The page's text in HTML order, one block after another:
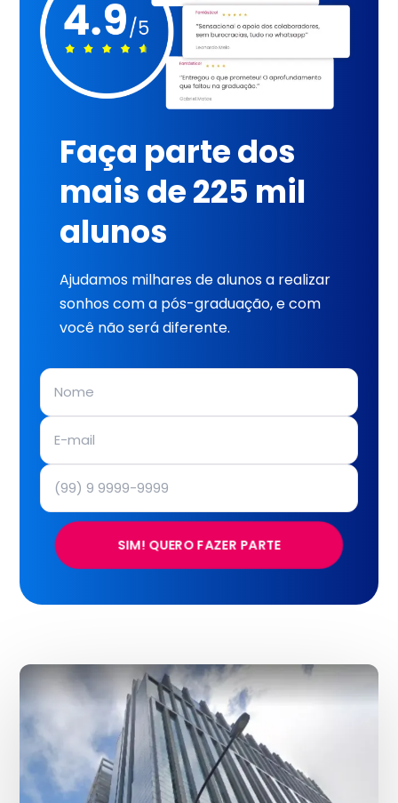
Faça parte dos
mais de 225 mil
alunos
Ajudamos milhares de alunos a realizar
sonhos com a pós-graduação, e com
você não será diferente.
SIM! QUERO FAZER PARTE